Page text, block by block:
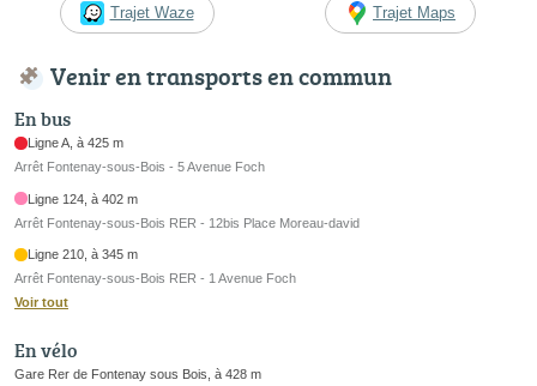
Trajet Waze Trajet Maps
Venir en transports en commun
En bus
Ligne A, à 425 m
Arrêt Fontenay-sous-Bois - 5 Avenue Foch
Ligne 124, à 402 m
Arrêt Fontenay-sous-Bois RER - 12bis Place Moreau-david
Ligne 210, à 345 m
Arrêt Fontenay-sous-Bois RER - 1 Avenue Foch
Voir tout
En vélo
Gare Rer de Fontenay sous Bois, à 428 m